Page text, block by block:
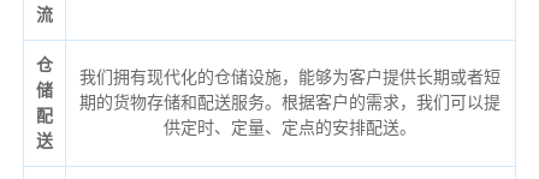
流
仓
储
配
送
我们拥有现代化的仓储设施，能够为客户提供长期或者短
期的货物存储和配送服务。根据客户的需求，我们可以提
供定时、定量、定点的安排配送。